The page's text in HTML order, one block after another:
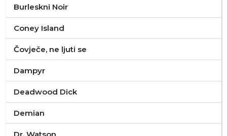
Burleskni Noir
Coney Island
Čovječe, ne ljuti se
Dampyr
Deadwood Dick
Demian